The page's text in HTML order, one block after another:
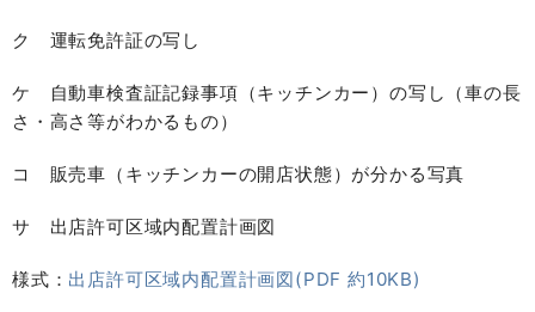
ク 運転免許証の写し
ケ 自動車検査証記録事項（キッチンカー）の写し（車の長
さ・高さ等がわかるもの）
コ 販売車（キッチンカーの開店状態）が分かる写真
サ 出店許可区域内配置計画図
様式： 出店許可区域内配置計画図(PDF 約10KB)